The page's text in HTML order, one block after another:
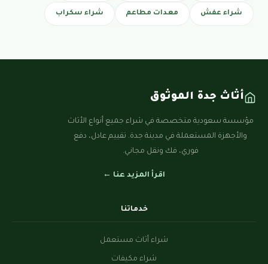
شراء عفش معدات مطاعم شراء سكراب
أثاث جدة الموثوق
مؤسسة سعودية متخصصة في شراء جميع أنواع الأثاث
والأجهزة المستعملة في مدينة جدة. تقييم عادل، دفع
فوري، فك ونقل مجاني.
اقرأ المزيد عنا ←
خدماتنا
شراء أثاث مستعمل
شراء مكيفات